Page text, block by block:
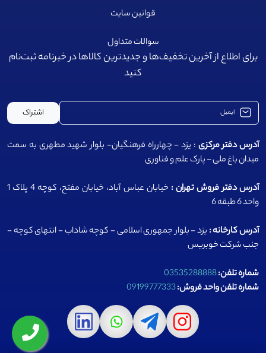
قوانین سایت
سوالات متداول
برای اطلاع از آخرین تخفیف‌ها و جدیدترین کالا‌ها در خبرنامه ثبت‌نام
کنید
اشتراک
آدرس دفتر مرکزی : یزد - چهارراه فرهنگیان- بلوار شهید مطهری به سمت
میدان باغ ملی - پارک علم و فناوری
آدرس دفتر فروش تهران :
خیابان عباس آباد، خیابان مفتح، کوچه 4 پلاک 1
واحد 6 طبقه 6
آدرس کارخانه : یزد - بلوار جمهوری اسلامی - کوچه شاداب - انتهای کوچه -
جنب شرکت خوبریس
شماره تلفن:03535288888
شماره تلفن واحد فروش:09199777333